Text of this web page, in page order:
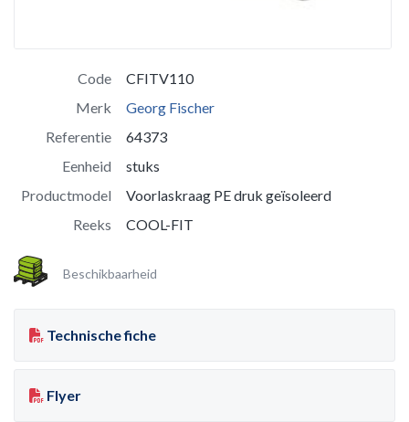
Code
CFITV110
Merk
Georg Fischer
Referentie
64373
Eenheid
stuks
Productmodel
Voorlaskraag PE druk geïsoleerd
Reeks
COOL-FIT
Beschikbaarheid
Technische fiche
Flyer